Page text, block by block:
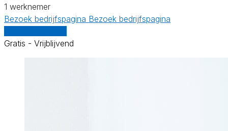
1 werknemer
Bezoek bedrijfspagina Bezoek bedrijfspagina
Gratis - Vrijblijvend